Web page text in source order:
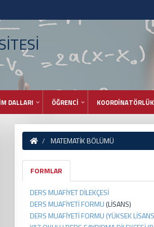
DALLARI ÖĞRENCİ
MATEMATİK BÖLÜMÜ
FORMLAR
DERS MUAFİYET DİLEKÇESİ
DERS MUAFİYETİ FORMU (LİSANS)
DERS MUAFİYETİ FORMU (YÜKSEK